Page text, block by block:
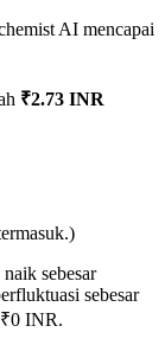
AI mencapai
₹2.73 INR
sebesar
sebesar
INR.